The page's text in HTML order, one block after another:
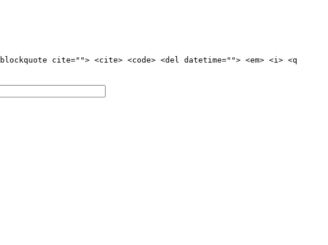
cite=""> <cite> <code> <del datetime=""> <em> <i> <q